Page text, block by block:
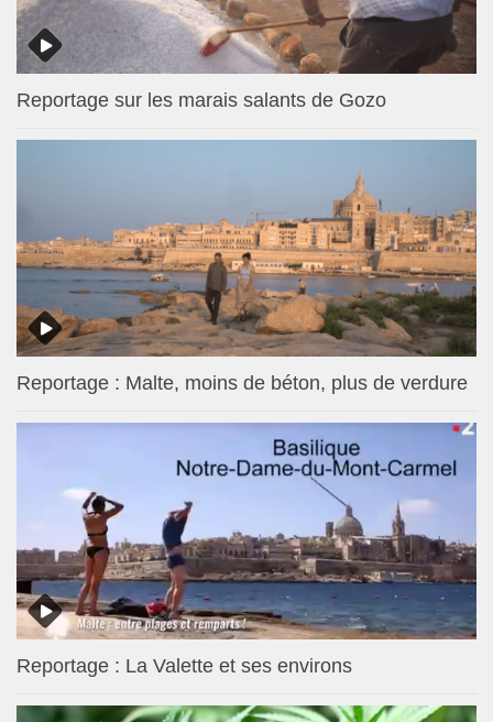
Reportage sur les marais salants de Gozo
Reportage : Malte, moins de béton, plus de verdure
Reportage : La Valette et ses environs